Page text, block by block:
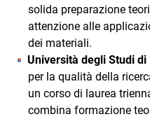
solida preparazione
attenzione alle
dei materiali.
Università degli Studi di
per la qualità della
un corso di laurea
combina formazione